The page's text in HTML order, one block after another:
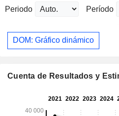
Periodo Período
DOM: Gráfico dinámico
Cuenta de Resultados y